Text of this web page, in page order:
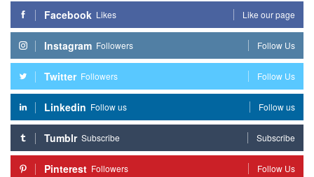
Facebook Likes Like our page
Instagram Followers Follow Us
Twitter Followers Follow Us
Linkedin Follow us Follow us
Tumblr Subscribe Subscribe
Pinterest Followers Follow Us